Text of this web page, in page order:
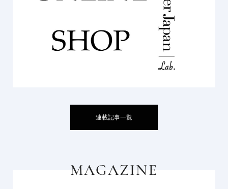
連載記事一覧
MAGAZINE